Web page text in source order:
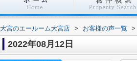
大宮のエールーム大宮店 > お客様の声一覧 >
2022年08月12日